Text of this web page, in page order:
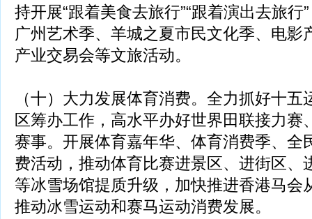
持开展“跟着美食去旅行”“跟着演出去旅行
广州艺术季、羊城之夏市民文化季、电影
产业交易会等文旅活动。
（十）大力发展体育消费。全力抓好十
区筹办工作，高水平办好世界田联接力赛
赛事。开展体育嘉年华、体育消费季、全
费活动，推动体育比赛进景区、进街区、
等冰雪场馆提质升级，加快推进香港马会
推动冰雪运动和赛马运动消费发展。